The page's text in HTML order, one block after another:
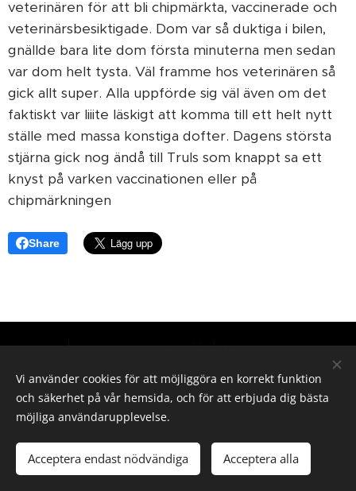
veterinären för att bli chipmärkta, vaccinerade och
veterinärsbesiktigade. Dom var så duktiga i bilen,
gnällde bara lite dom första minuterna men sedan
var dom helt tysta. Väl framme hos veterinären så
gick allt super. Alla uppförde sig väl även om det
faktiskt var liiite läskigt att komma till ett helt nytt
ställe med massa konstiga dofter. Dagens största
stjärna gick nog ändå till Truls som knappt sa ett
knyst på varken vaccinationen eller på
chipmärkningen ❤️
Share
Hör gärna av dig vid intresse
E-post
elin-olsson87@hotmail.com
Webnode Cookies
Vi använder cookies för att möjliggöra en korrekt funktion
och säkerhet på vår hemsida, och för att erbjuda dig bästa
möjliga användarupplevelse.
Acceptera endast nödvändiga Acceptera alla